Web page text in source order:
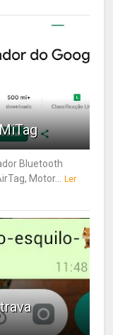
Bluetooth
Motor... Ler